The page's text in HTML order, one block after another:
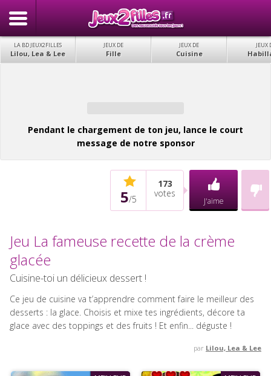
LA BD JEUX2FILLES
Lilou, Lea & Lee
JEUX DE
Fille
JEUX DE
Cuisine
JEUX
Pendant le chargement de ton jeu, lance le court
message de notre sponsor
5/5
173
votes
J'aime
Jeu La fameuse recette de la crème
glacée
Cuisine-toi un délicieux dessert !
Ce jeu de cuisine va t’apprendre comment faire le meilleur des
desserts : la glace. Choisis et mixe tes ingrédients, décore ta
glace avec des toppings et des fruits ! Et enfin... déguste !
par Lilou, Lea & Lee